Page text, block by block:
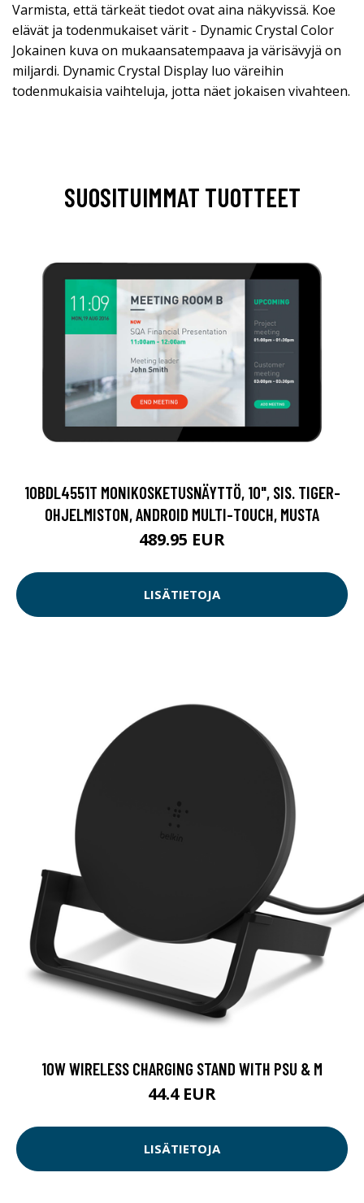
Varmista, että tärkeät tiedot ovat aina näkyvissä. Koe
elävät ja todenmukaiset värit - Dynamic Crystal Color
Jokainen kuva on mukaansatempaava ja värisävyjä on
miljardi. Dynamic Crystal Display luo väreihin
todenmukaisia vaihteluja, jotta näet jokaisen vivahteen.
SUOSITUIMMAT TUOTTEET
10BDL4551T MONIKOSKETUSNÄYTTÖ, 10", SIS. TIGER-
OHJELMISTON, ANDROID MULTI-TOUCH, MUSTA
489.95 EUR
LISÄTIETOJA
10W WIRELESS CHARGING STAND WITH PSU & M
44.4 EUR
LISÄTIETOJA